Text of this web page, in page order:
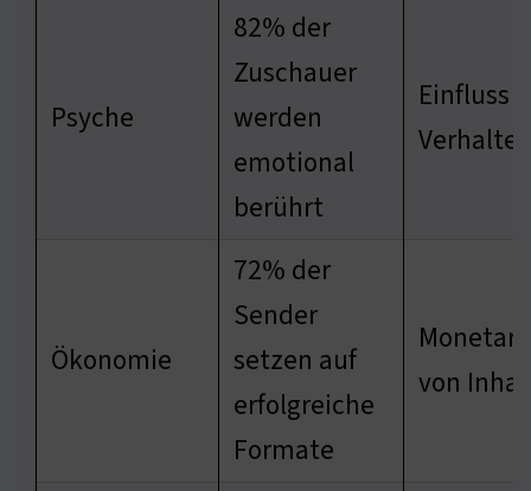
Psyche
82% der
Zuschauer
werden
emotional
berührt
Einfluss
Ökonomie
72% der
Sender
setzen auf
erfolgreiche
Formate
von